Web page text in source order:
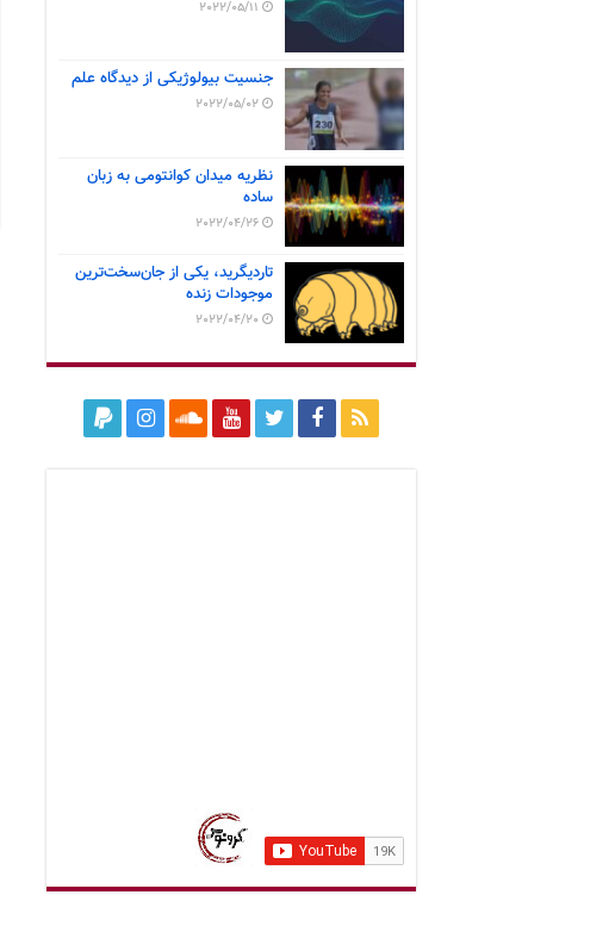
2022/05/11
جنسیت بیولوژیکی از دیدگاه علم
2022/05/02
نظریه میدان کوانتومی به زبان
ساده
2022/04/26
تاردیگرید، یکی از جان‌سخت‌ترین
موجودات زنده
2022/04/20